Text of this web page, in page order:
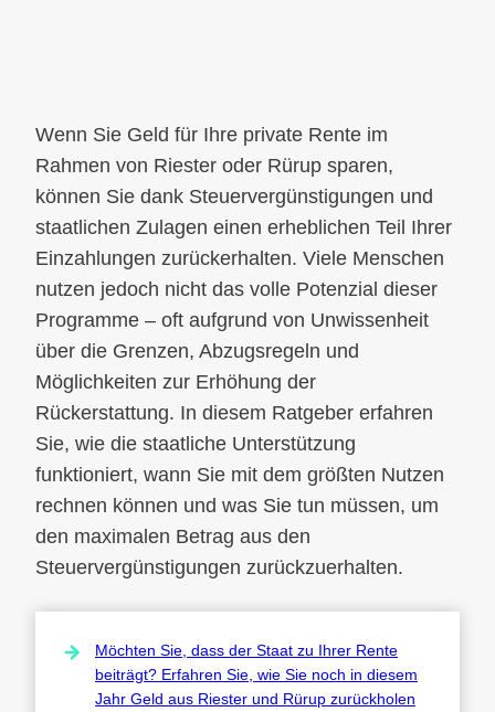
Wenn Sie Geld für Ihre private Rente im
Rahmen von Riester oder Rürup sparen,
können Sie dank Steuervergünstigungen und
staatlichen Zulagen einen erheblichen Teil Ihrer
Einzahlungen zurückerhalten. Viele Menschen
nutzen jedoch nicht das volle Potenzial dieser
Programme – oft aufgrund von Unwissenheit
über die Grenzen, Abzugsregeln und
Möglichkeiten zur Erhöhung der
Rückerstattung. In diesem Ratgeber erfahren
Sie, wie die staatliche Unterstützung
funktioniert, wann Sie mit dem größten Nutzen
rechnen können und was Sie tun müssen, um
den maximalen Betrag aus den
Steuervergünstigungen zurückzuerhalten.
Möchten Sie, dass der Staat zu Ihrer Rente
beiträgt? Erfahren Sie, wie Sie noch in diesem
Jahr Geld aus Riester und Rürup zurückholen